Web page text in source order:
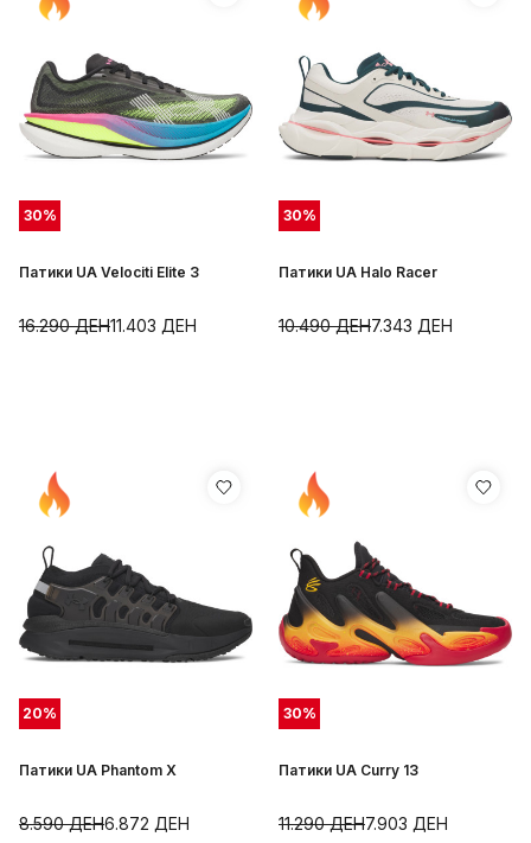
30%
Патики UA Velociti Elite 3
11.403 ДЕН
16.290ДЕН
30%
Патики UA Halo Racer
7.343 ДЕН
10.490ДЕН
20%
Патики UA Phantom X
6.872 ДЕН
8.590ДЕН
30%
Патики UA Curry 13
7.903 ДЕН
11.290ДЕН